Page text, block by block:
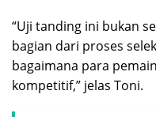
“Uji tanding ini bukan
bagian dari proses
bagaimana para
kompetitif,” jelas Toni.